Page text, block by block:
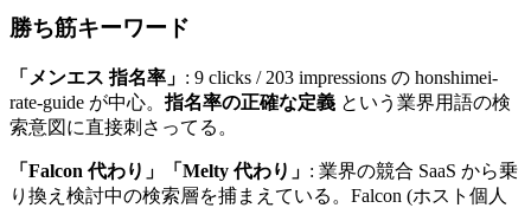
勝ち筋キーワード
「メンエス 指名率」 : 9 clicks / 203 impressions の honshimei-
rate-guide が中心。指名率の正確な定義 という業界用語の検
索意図に直接刺さってる。
「Falcon 代わり」「Melty 代わり」 : 業界の競合 SaaS から乗
り換え検討中の検索層を捕まえている。Falcon (ホスト個人